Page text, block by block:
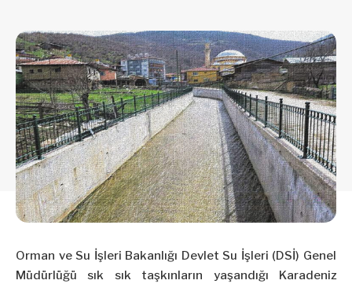
Orman ve Su İşleri Bakanlığı Devlet Su İşleri (DSİ) Genel
Müdürlüğü sık sık taşkınların yaşandığı Karadeniz